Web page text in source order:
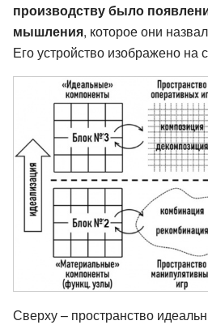
производству было
мышления, которое они
Его устройство изображено
Сверху – пространство